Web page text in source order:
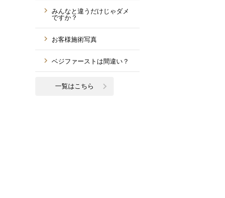
みんなと違うだけじゃダメ
ですか？
お客様施術写真
ベジファーストは間違い？
一覧はこちら